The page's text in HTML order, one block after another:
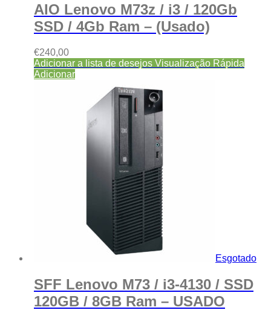
AIO Lenovo M73z / i3 / 120Gb
SSD / 4Gb Ram – (Usado)
€240,00
Adicionar a lista de desejos Visualização Rápida
Adicionar
Esgotado
SFF Lenovo M73 / i3-4130 / SSD
120GB / 8GB Ram – USADO